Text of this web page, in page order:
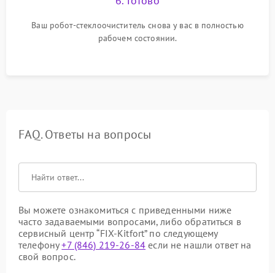
Ваш робот-стеклоочиститель снова у вас в полностью
рабочем состоянии.
FAQ. Ответы на вопросы
Вы можете ознакомиться с приведенными ниже
часто задаваемыми вопросами, либо обратиться в
сервисный центр “FIX-Kitfort” по следующему
телефону+7 (846) 219-26-84 если не нашли ответ на
свой вопрос.